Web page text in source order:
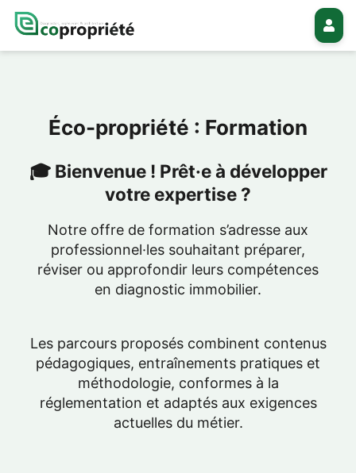
Éco-propriété : Formation
🎓Bienvenue ! Prêt·e à développer
votre expertise ?
Notre offre de formation s’adresse aux
professionnel·les souhaitant préparer,
réviser ou approfondir leurs compétences
en diagnostic immobilier.
Les parcours proposés combinent contenus
pédagogiques, entraînements pratiques et
méthodologie, conformes à la
réglementation et adaptés aux exigences
actuelles du métier.